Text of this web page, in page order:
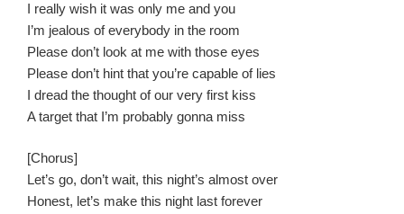
I really wish it was only me and you
I’m jealous of everybody in the room
Please don’t look at me with those eyes
Please don’t hint that you’re capable of lies
I dread the thought of our very first kiss
A target that I’m probably gonna miss
[Chorus]
Let’s go, don’t wait, this night’s almost over
Honest, let’s make this night last forever